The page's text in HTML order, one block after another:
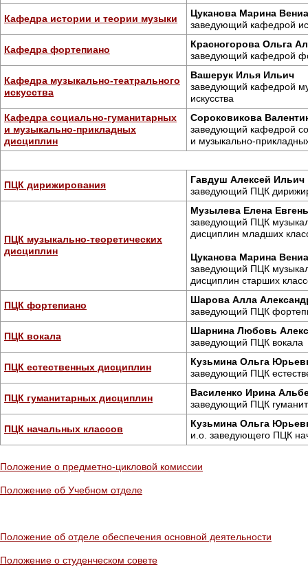
Кафедра истории и теории музыки
Цуканова Марина
заведующий кафедрой
Кафедра фортепиано
Красногорова Ольга
заведующий кафедрой
Кафедра музыкально-театрального
искусства
Вашерук Илья Ильич
заведующий кафедрой
искусства
Кафедра социально-гуманитарных
и музыкально-прикладных
дисциплин
Сороковикова
заведующий кафедрой
и музыкально-
ПЦК дирижирования
Гавдуш Алексей Ильич
заведующий ПЦК
ПЦК музыкально-теоретических
дисциплин
Музылева Елена
заведующий ПЦК
дисциплин младших
Цуканова Марина
заведующий ПЦК
дисциплин старших
ПЦК фортепиано
Шарова Алла
заведующий ПЦК
ПЦК вокала
Шарнина Любовь
заведующий ПЦК вокала
ПЦК естественных дисциплин
Кузьмина Ольга
заведующий ПЦК
ПЦК гуманитарных дисциплин
Василенко Ирина
заведующий ПЦК
ПЦК начальных классов
Кузьмина Ольга
и.о. заведующего ПЦК
Положение о предметно-цикловой комиссии
Положение об Учебном отделе
Положение об отделе обеспечения основной деятельности
Положение о студенческом совете